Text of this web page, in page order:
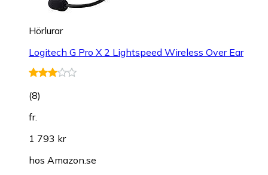
Hörlurar
Logitech G Pro X 2 Lightspeed Wireless Over Ear
(8)
fr.
1 793 kr
hos Amazon.se